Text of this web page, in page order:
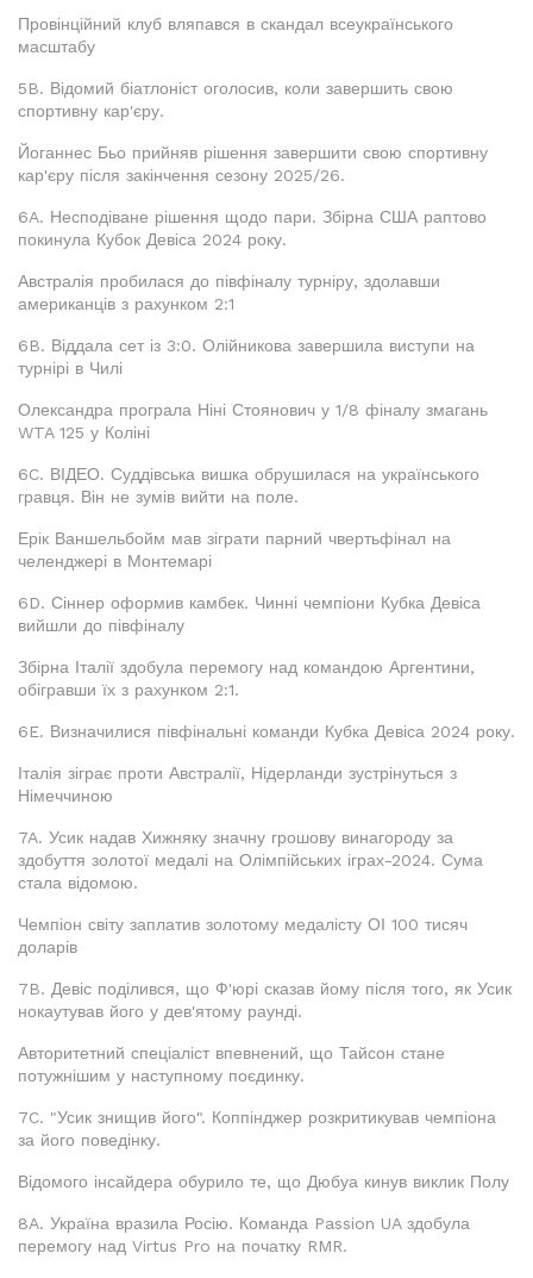
Провінційний клуб вляпався в скандал всеукраїнського
масштабу
5B. Відомий біатлоніст оголосив, коли завершить свою
спортивну кар'єру.
Йоганнес Бьо прийняв рішення завершити свою спортивну
кар'єру після закінчення сезону 2025/26.
6A. Несподіване рішення щодо пари. Збірна США раптово
покинула Кубок Девіса 2024 року.
Австралія пробилася до півфіналу турніру, здолавши
американців з рахунком 2:1
6B. Віддала сет із 3:0. Олійникова завершила виступи на
турнірі в Чилі
Олександра програла Ніні Стоянович у 1/8 фіналу змагань
WTA 125 у Коліні
6C. ВІДЕО. Суддівська вишка обрушилася на українського
гравця. Він не зумів вийти на поле.
Ерік Ваншельбойм мав зіграти парний чвертьфінал на
челенджері в Монтемарі
6D. Сіннер оформив камбек. Чинні чемпіони Кубка Девіса
вийшли до півфіналу
Збірна Італії здобула перемогу над командою Аргентини,
обігравши їх з рахунком 2:1.
6E. Визначилися півфінальні команди Кубка Девіса 2024 року.
Італія зіграє проти Австралії, Нідерланди зустрінуться з
Німеччиною
7A. Усик надав Хижняку значну грошову винагороду за
здобуття золотої медалі на Олімпійських іграх-2024. Сума
стала відомою.
Чемпіон світу заплатив золотому медалісту ОІ 100 тисяч
доларів
7B. Девіс поділився, що Ф'юрі сказав йому після того, як Усик
нокаутував його у дев'ятому раунді.
Авторитетний спеціаліст впевнений, що Тайсон стане
потужнішим у наступному поєдинку.
7C. "Усик знищив його". Коппінджер розкритикував чемпіона
за його поведінку.
Відомого інсайдера обурило те, що Дюбуа кинув виклик Полу
8A. Україна вразила Росію. Команда Passion UA здобула
перемогу над Virtus Pro на початку RMR.